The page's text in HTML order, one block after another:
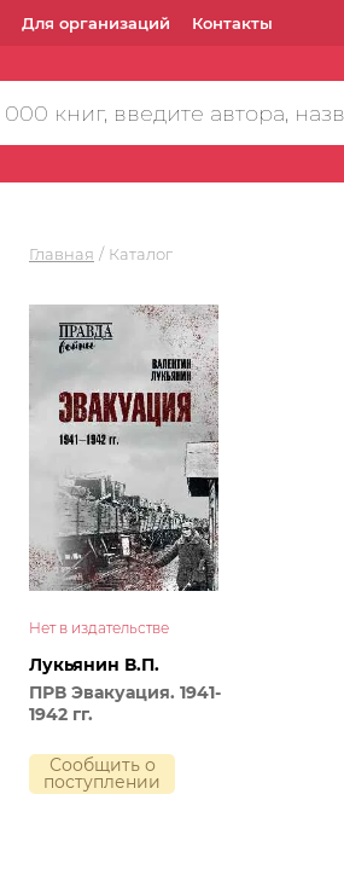
Для организаций Контакты
Главная Каталог
Нет в издательстве
Лукьянин В.П.
ПРВ Эвакуация. 1941-
1942 гг.
Сообщить о
поступлении